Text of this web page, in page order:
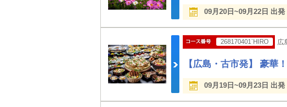
09月20日~09月22日 出発
268170401`HIRO 広
【広島・古市発】 豪
09月19日~09月23日 出発